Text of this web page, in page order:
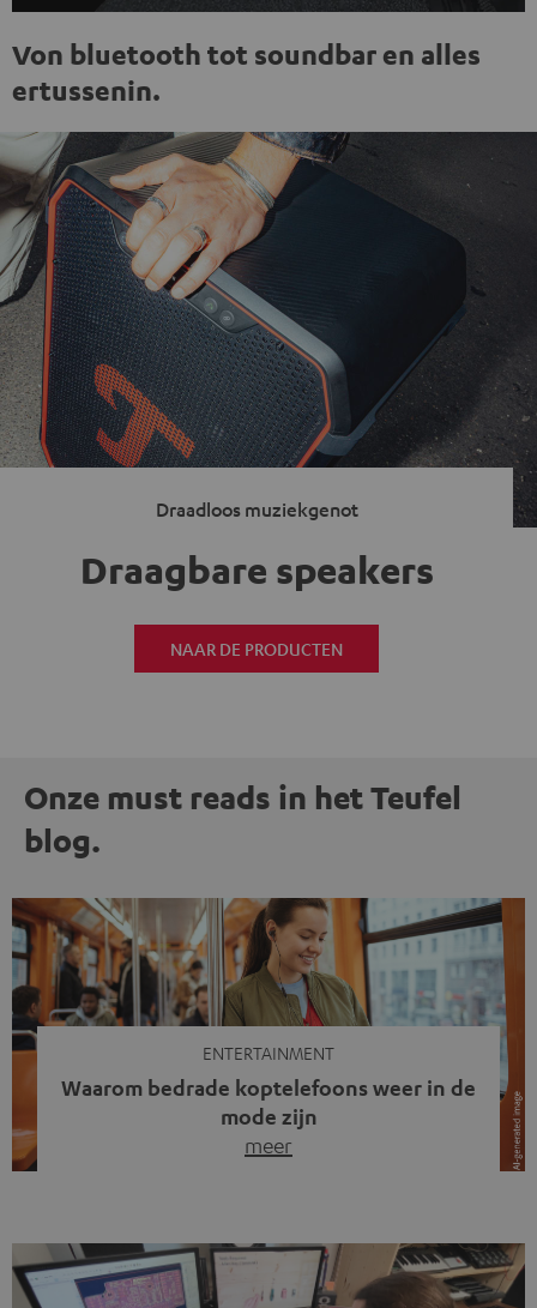
Von bluetooth tot soundbar en alles
ertussenin.
Draadloos muziekgenot
Draagbare speakers
NAAR DE PRODUCTEN
Onze must reads in het Teufel
blog.
ENTERTAINMENT
Waarom bedrade koptelefoons weer in de
mode zijn
meer
tegenwoordig iets opvallends. Op straat, in de trein en
zelfs tijdens videogesprekken dragen steeds meer